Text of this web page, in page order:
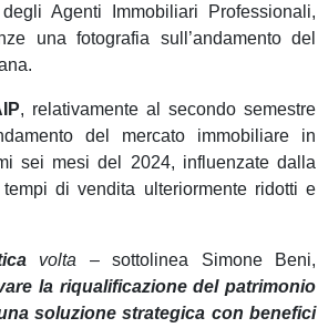
Agenti Immobiliari Professionali,
una fotografia sull’andamento del
, relativamente al secondo semestre
del mercato immobiliare in
sei mesi del 2024, influenzate dalla
di vendita ulteriormente ridotti e
volta – sottolinea Simone Beni,
la riqualificazione del patrimonio
soluzione strategica con benefici